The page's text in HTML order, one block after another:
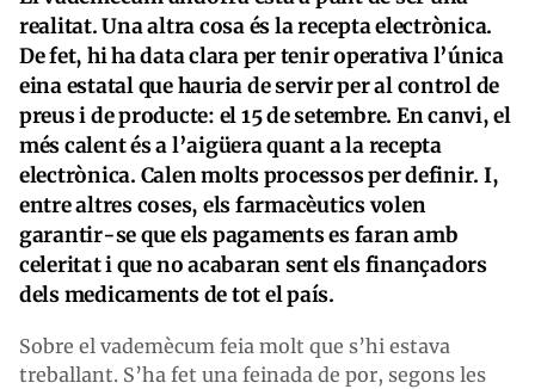
realitat. Una altra cosa és la recepta electrònica.
De fet, hi ha data clara per tenir operativa l’única
eina estatal que hauria de servir per al control de
preus i de producte: el 15 de setembre. En canvi, el
més calent és a l’aigüera quant a la recepta
electrònica. Calen molts processos per definir. I,
entre altres coses, els farmacèutics volen
garantir-se que els pagaments es faran amb
celeritat i que no acabaran sent els finançadors
dels medicaments de tot el país.
Sobre el vademècum feia molt que s’hi estava
treballant. S’ha fet una feinada de por, segons les